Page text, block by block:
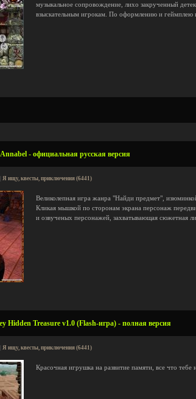
музыкальное сопровождение, лихо закрученный
взыскательным игрокам. По оформлению и геймплею
- официальная русская версия
Я ищу, квесты, приключения (6441)
Великолепная игра жанра "Найди предмет",
Кликая мышкой по сторонам экрана персонаж
и озвученых персонажей, захватывающая сюжетная
Hidden Treasure v1.0 (Flash-игра) - полная версия
Я ищу, квесты, приключения (6441)
Красочная игрушка на развитие памяти, все что